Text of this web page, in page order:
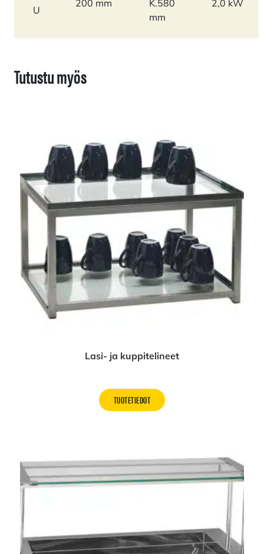
U
200 mm
K.580
mm
2,0 kW
Tutustu myös
Lasi- ja kuppitelineet
TUOTETIEDOT